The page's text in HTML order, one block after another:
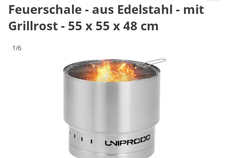
Feuerschale - aus Edelstahl - mit
Grillrost - 55 x 55 x 48 cm
1/6